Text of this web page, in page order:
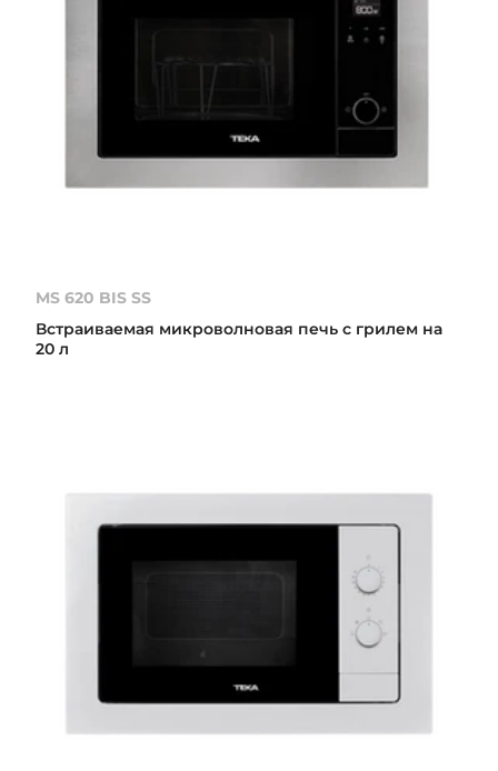
MS 620 BIS SS
Встраиваемая микроволновая печь с грилем на
20 л